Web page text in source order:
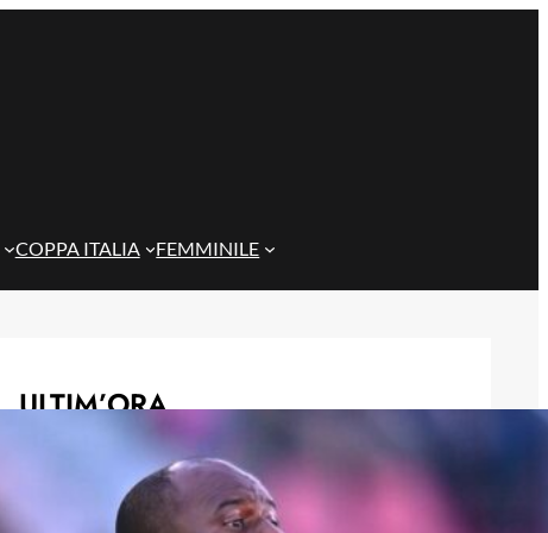
COPPA ITALIA FEMMINILE
ULTIM’ORA
Rientra Østigård, il Genoa prepara il
trittico di sfide al Ferraris
6 Agosto 2026